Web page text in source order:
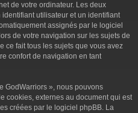
de votre ordinateur. Les deux
utilisateur et un identifiant
assignés par le logiciel
de votre navigation sur les sujets de
ce fait tous les sujets que vous avez
confort de navigation en tant
GodWarriors », nous pouvons
cookies, externes au document qui est
créées par le logiciel phpBB. La